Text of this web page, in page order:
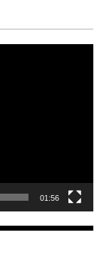
01:56